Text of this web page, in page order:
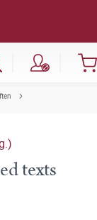
texts